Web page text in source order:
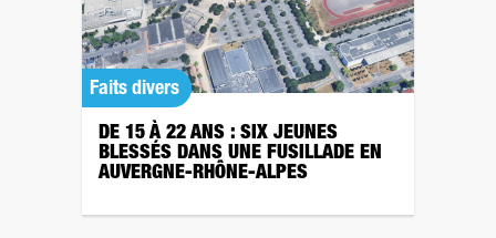
Faits divers
DE 15 À 22 ANS : SIX JEUNES
BLESSÉS DANS UNE FUSILLADE EN
AUVERGNE-RHÔNE-ALPES